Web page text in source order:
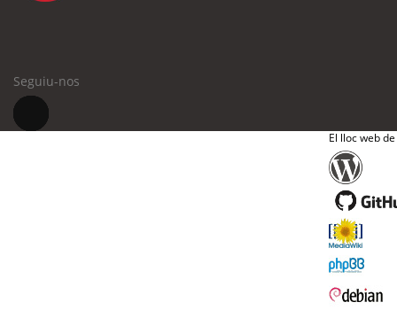
Seguiu-nos
El lloc web